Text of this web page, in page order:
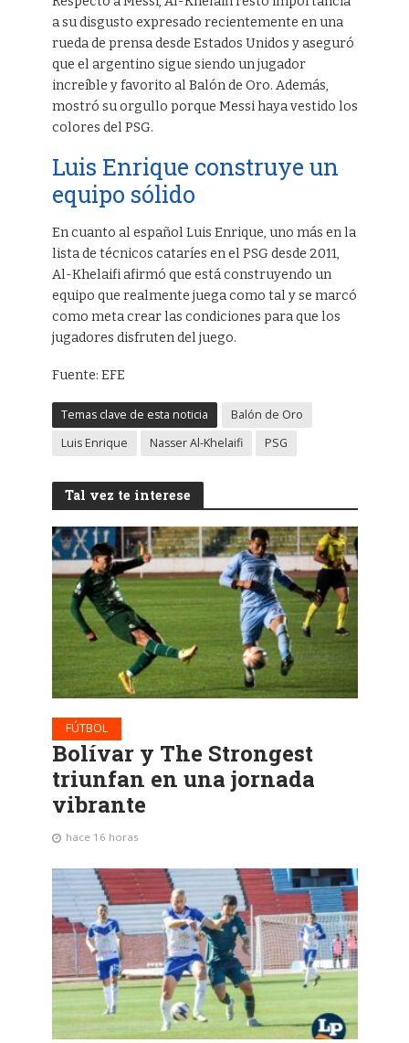
a su disgusto expresado recientemente en una
rueda de prensa desde Estados Unidos y aseguró
que el argentino sigue siendo un jugador
increíble y favorito al Balón de Oro. Además,
mostró su orgullo porque Messi haya vestido los
colores del PSG.
Luis Enrique construye un
equipo sólido
En cuanto al español Luis Enrique, uno más en la
lista de técnicos cataríes en el PSG desde 2011,
Al-Khelaifi afirmó que está construyendo un
equipo que realmente juega como tal y se marcó
como meta crear las condiciones para que los
jugadores disfruten del juego.
Fuente: EFE
Temas clave de esta noticia
Balón de Oro
Luis Enrique
Nasser Al-Khelaifi PSG
Tal vez te interese
FÚTBOL
Bolívar y The Strongest
triunfan en una jornada
vibrante
hace 16 horas